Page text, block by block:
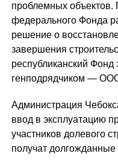
проблемных объектов.
федерального Фонда
решение о
завершения
республиканский
генподрядчиком —
Администрация
ввод в эксплуатацию
участников долевого
получат долгожданные